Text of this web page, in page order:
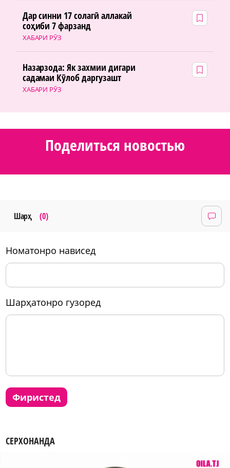
ХАБАРИ РӮЗ
Дар синни 17 солагӣ аллакай
соҳиби 7 фарзанд
ХАБАРИ РӮЗ
Назарзода: Як захмии дигари
садамаи Кӯлоб даргузашт
Поделиться новостью
Шарҳ (0)
номатонро нависед
шарҳатонро гузоред
фиристед
СЕРХОНАНДА